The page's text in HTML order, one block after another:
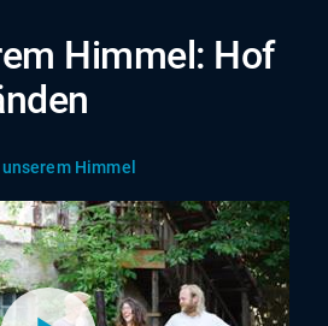
Himmel: Hof
Himmel